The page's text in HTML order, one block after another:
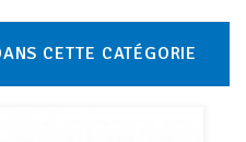
CETTE CATÉGORIE